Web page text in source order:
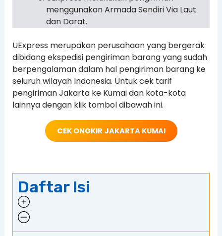
menggunakan Armada Sendiri Via Laut
dan Darat.
UExpress merupakan perusahaan yang bergerak
dibidang ekspedisi pengiriman barang yang sudah
berpengalaman dalam hal pengiriman barang ke
seluruh wilayah Indonesia. Untuk cek tarif
pengiriman Jakarta ke Kumai dan kota-kota
lainnya dengan klik tombol dibawah ini.
CEK ONGKIR JAKARTA KUMAI
Daftar Isi